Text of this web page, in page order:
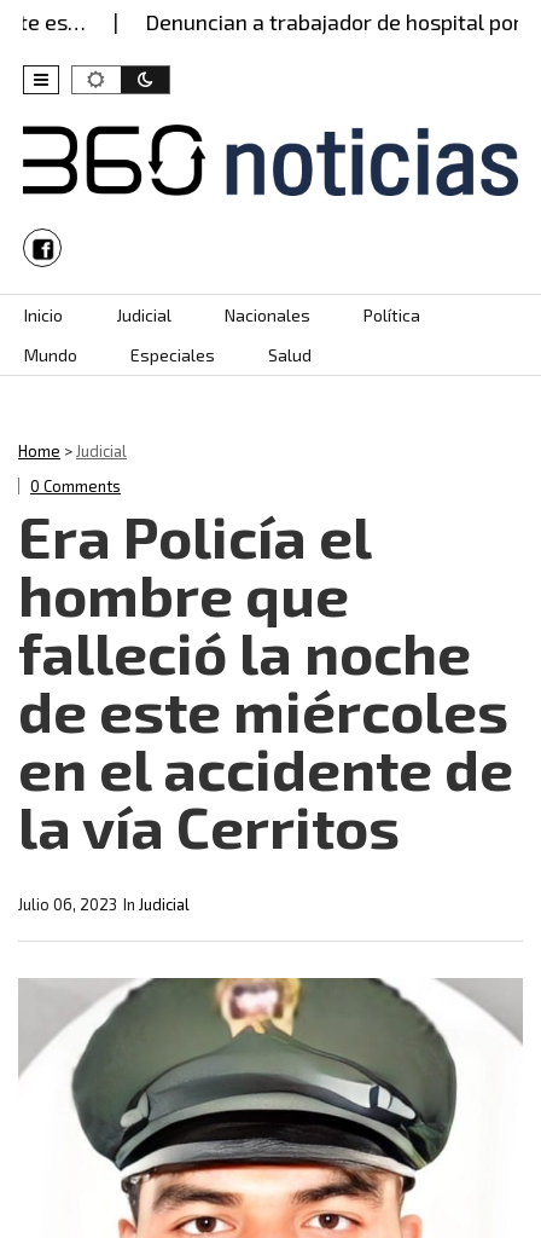
Denuncian a trabajador de hospital por
Skip to content
Inicio Judicial Nacionales
Política
Mundo
Especiales Salud
Home >Judicial
0 Comments
Era Policía el
hombre que
falleció la noche
de este miércoles
en el accidente de
la vía Cerritos
In Judicial
Julio 06, 2023